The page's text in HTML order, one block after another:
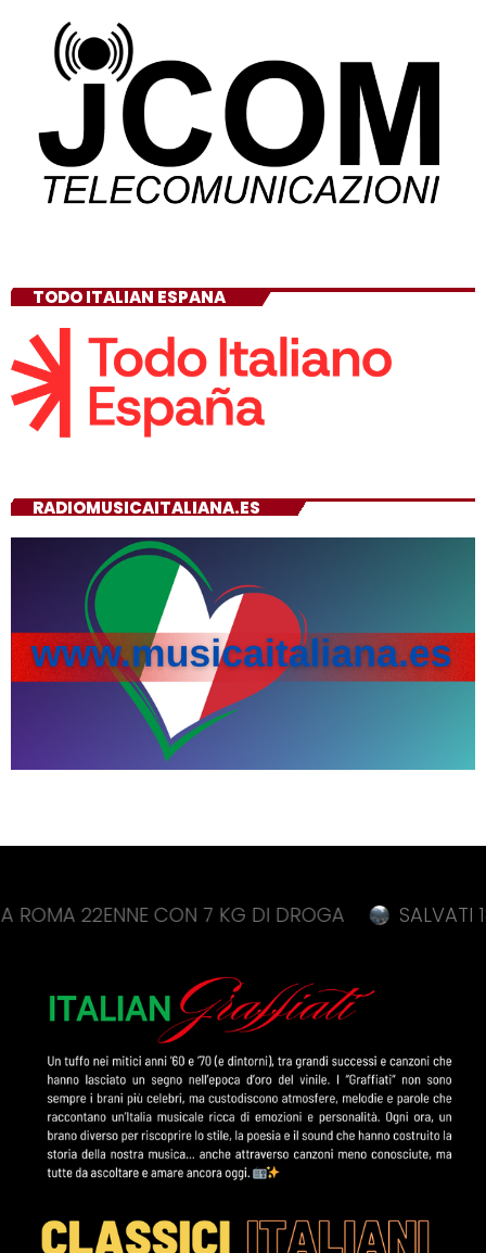
TODO ITALIAN ESPANA
RADIOMUSICAITALIANA.ES
CON 7 KG DI DROGA SALVATI 18